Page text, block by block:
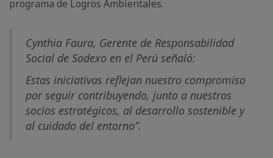
programa de Logros Ambientales.
Cynthia Faura, Gerente de Responsabilidad
Social de Sodexo en el Perú señaló:
Estas iniciativas reflejan nuestro compromiso
por seguir contribuyendo, junto a nuestros
socios estratégicos, al desarrollo sostenible y
al cuidado del entorno”.